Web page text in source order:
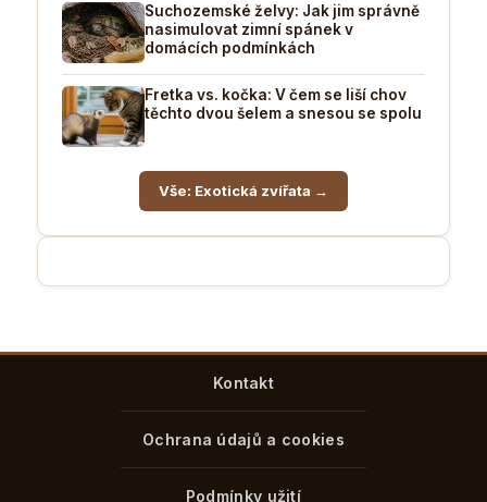
Suchozemské želvy: Jak jim správně
nasimulovat zimní spánek v
domácích podmínkách
Fretka vs. kočka: V čem se liší chov
těchto dvou šelem a snesou se spolu
Vše: Exotická zvířata →
Kontakt
Ochrana údajů a cookies
Podmínky užití